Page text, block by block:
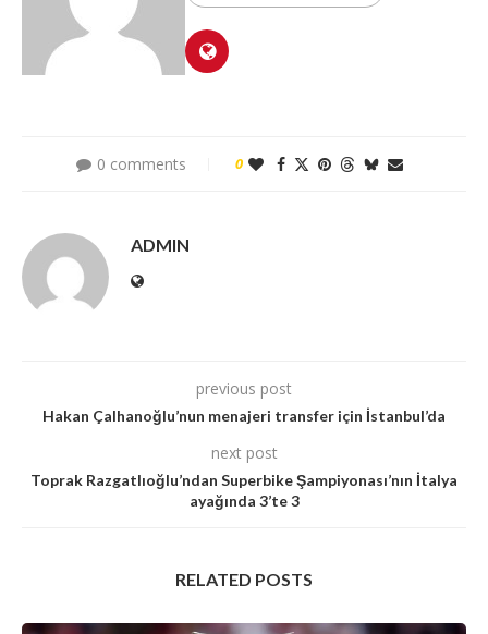
0 comments 0
ADMIN
previous post
Hakan Çalhanoğlu’nun menajeri transfer için İstanbul’da
next post
Toprak Razgatlıoğlu’ndan Superbike Şampiyonası’nın İtalya
ayağında 3’te 3
RELATED POSTS